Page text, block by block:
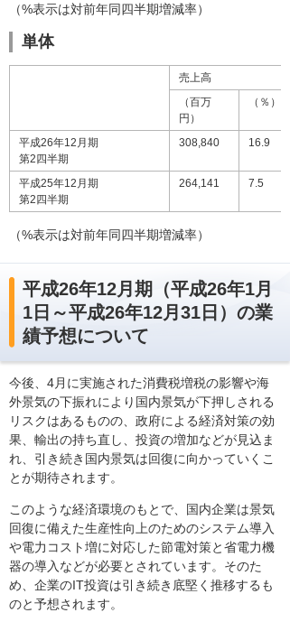
（%表示は対前年同四半期増減率）
単体
売上高
（百万
円）
（％）
平成26年12月期
第2四半期
308,840 16.9
平成25年12月期
第2四半期
264,141 7.5
（%表示は対前年同四半期増減率）
平成26年12月期（平成26年1月
1日～平成26年12月31日）の業
績予想について
今後、4月に実施された消費税増税の影響や海
外景気の下振れにより国内景気が下押しされる
リスクはあるものの、政府による経済対策の効
果、輸出の持ち直し、投資の増加などが見込ま
れ、引き続き国内景気は回復に向かっていくこ
とが期待されます。
このような経済環境のもとで、国内企業は景気
回復に備えた生産性向上のためのシステム導入
や電力コスト増に対応した節電対策と省電力機
器の導入などが必要とされています。そのた
め、企業のIT投資は引き続き底堅く推移するも
のと予想されます。